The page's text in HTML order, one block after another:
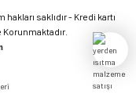
hakları saklıdır - Kredi kartı